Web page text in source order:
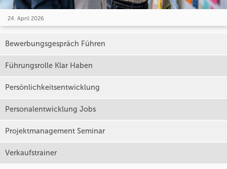
24. April 2026
Bewerbungsgespräch Führen
Führungsrolle Klar Haben
Persönlichkeitsentwicklung
Personalentwicklung Jobs
Projektmanagement Seminar
Verkaufstrainer